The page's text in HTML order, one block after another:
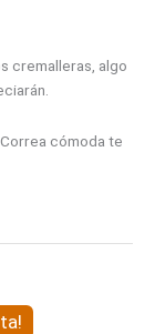
cremalleras, algo
cómoda te